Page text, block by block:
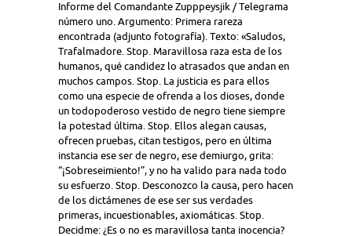
Informe del Comandante Zupppeysjik / Telegrama
número uno. Argumento: Primera rareza
encontrada (adjunto fotografía). Texto: «Saludos,
Trafalmadore. Stop. Maravillosa raza esta de los
humanos, qué candidez lo atrasados que andan en
muchos campos. Stop. La justicia es para ellos
como una especie de ofrenda a los dioses, donde
un todopoderoso vestido de negro tiene siempre
la potestad última. Stop. Ellos alegan causas,
ofrecen pruebas, citan testigos, pero en última
instancia ese ser de negro, ese demiurgo, grita:
“¡Sobreseimiento!”, y no ha valido para nada todo
su esfuerzo. Stop. Desconozco la causa, pero hacen
de los dictámenes de ese ser sus verdades
primeras, incuestionables, axiomáticas. Stop.
Decidme: ¿Es o no es maravillosa tanta inocencia?